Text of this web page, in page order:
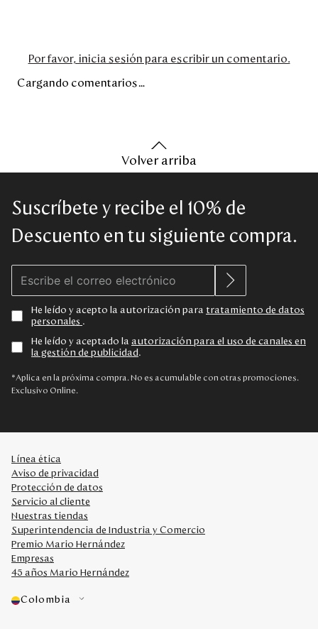
Por favor, inicia sesión para escribir un comentario.
Cargando comentarios…
Volver arriba
Suscríbete y recibe el 10% de
Descuento en tu siguiente compra.
He leído y acepto la autorización para tratamiento de datos
personales .
He leído y aceptado la autorización para el uso de canales en
la gestión de publicidad .
*Aplica en la próxima compra. No es acumulable con otras promociones.
Exclusivo Online.
Línea ética
Aviso de privacidad
Protección de datos
Servicio al cliente
Nuestras tiendas
Superintendencia de Industria y Comercio
Premio Mario Hernández
Empresas
45 años Mario Hernández
Colombia